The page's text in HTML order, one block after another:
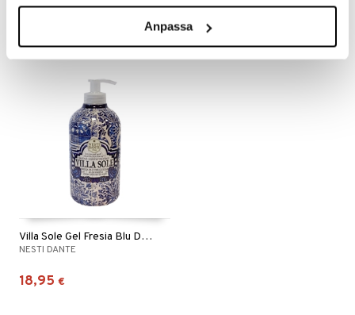
Anpassa
Villa Sole Gel Fresia Blu Delle Eolie
NESTI DANTE
18,95 €